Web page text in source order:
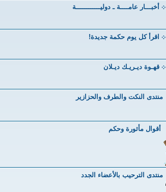
܀ أخبـــار عامــــة ـ دوليــــــــــــة
܀ اقرأ كل يوم حكمة جديدة!
܀ قهـوة ديـريـك ديـلان
منتدى النكت والطرف والحزازير
أقوال مأثورة وحكم
منتدى الترحيب بالأعضاء الجدد